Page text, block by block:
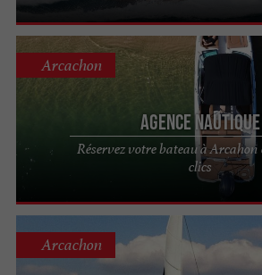
Agence Nautique
Réservez votre bateau à Arcahon
clics
Arcachon
Arcachon